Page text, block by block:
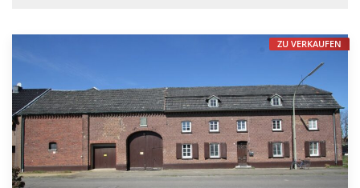
ZU VERKAUFEN